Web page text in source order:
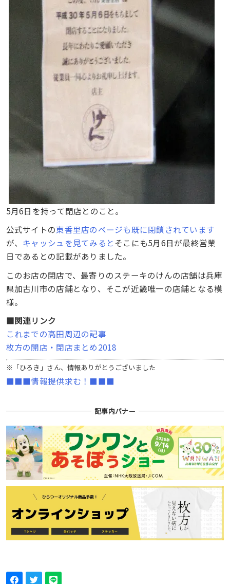
5月6日を持って閉店とのこと。
公式サイトの東香里店のページも既に閉鎖されています
が、 キャッシュを見てみると そこにも5月6日が最終営業
日であるとの記載がありました。
このお店の閉店で、最寄りのステーキのけんの店舗は兵庫
県加古川市の店舗となり、そこが近畿唯一の店舗となる模
様。
■関連リンク
これまでの高田周辺の記事
枚方の開店・閉店まとめ2018
※「ひろき」さん、情報ありがとうございました
■■■情報提供求む！■■■
記事内バナー